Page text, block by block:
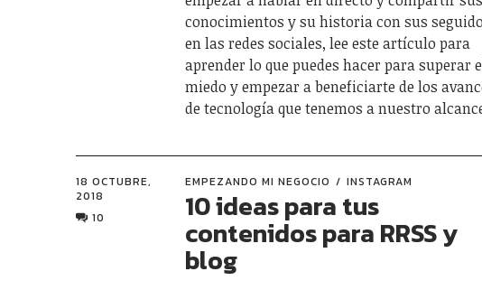
conocimientos y su historia con sus
en las redes sociales, lee este artículo para
aprender lo que puedes hacer para superar
miedo y empezar a beneficiarte de los
de tecnología que tenemos a nuestro
18 OCTUBRE,
2018
10
EMPEZANDO MI NEGOCIO INSTAGRAM
10 ideas para tus
contenidos para RRSS y
blog